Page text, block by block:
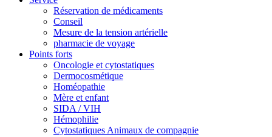
Réservation de médicaments
Conseil
Mesure de la tension artérielle
pharmacie de voyage
Points forts
Oncologie et cytostatiques
Dermocosmétique
Homéopathie
Mère et enfant
SIDA / VIH
Hémophilie
Cytostatiques Animaux de compagnie